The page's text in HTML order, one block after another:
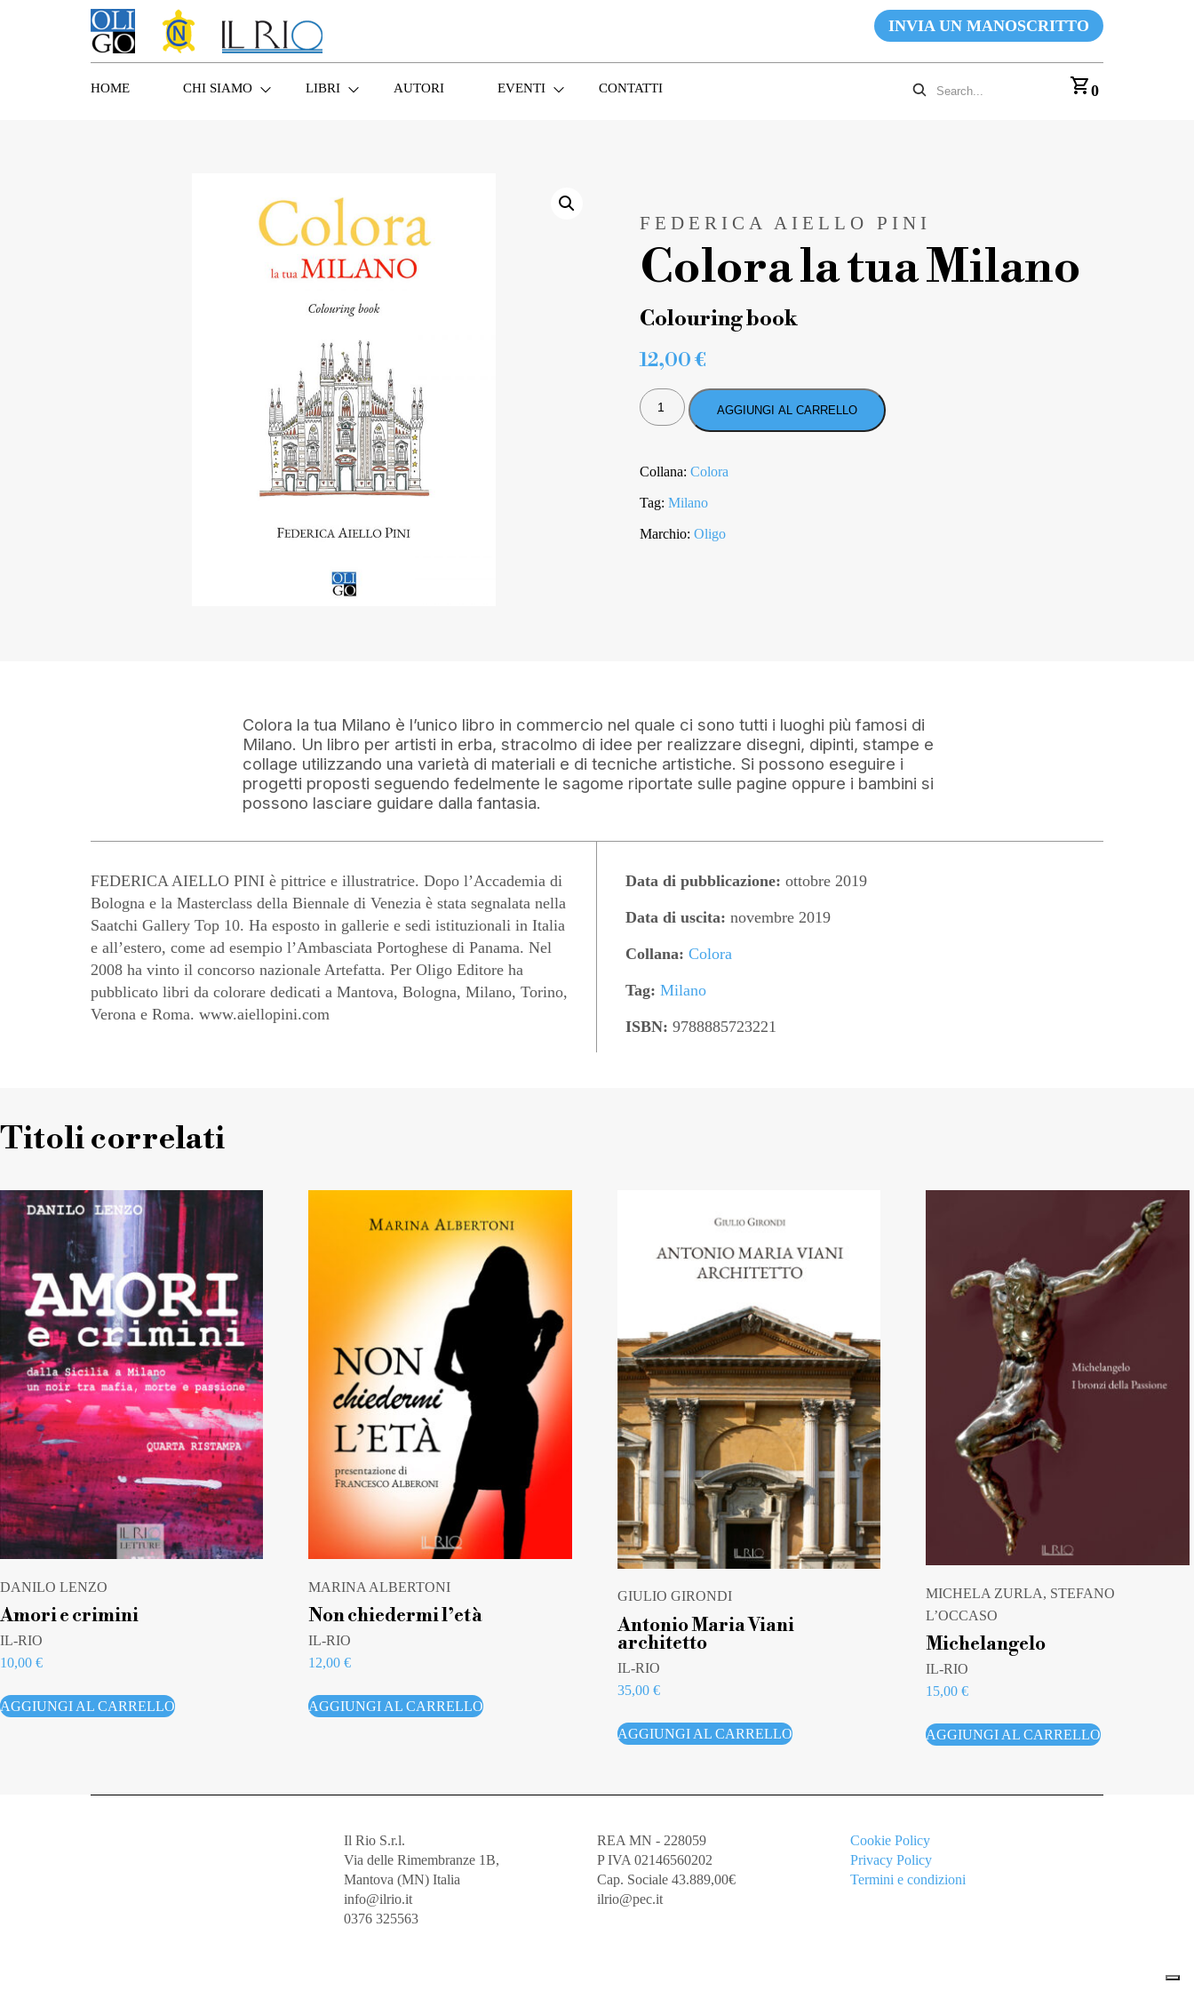
INVIA UN MANOSCRITTO
HOME CHI SIAMO LIBRI AUTORI EVENTI CONTATTI 0
FEDERICA AIELLO PINI
Colora la tua Milano
Colouring book
12,00€
COLORA
LA
TUA
AGGIUNGI AL CARRELLO
Collana: Colora
Tag: Milano
Marchio: Oligo
Colora la tua Milano è l’unico libro in commercio nel quale ci sono tutti i luoghi più famosi di
Milano. Un libro per artisti in erba, stracolmo di idee per realizzare disegni, dipinti, stampe e
collage utilizzando una varietà di materiali e di tecniche artistiche. Si possono eseguire i
progetti proposti seguendo fedelmente le sagome riportate sulle pagine oppure i bambini si
possono lasciare guidare dalla fantasia.
FEDERICA AIELLO PINI è pittrice e illustratrice. Dopo l’Accademia di
Bologna e la Masterclass della Biennale di Venezia è stata segnalata nella
Saatchi Gallery Top 10. Ha esposto in gallerie e sedi istituzionali in Italia
e all’estero, come ad esempio l’Ambasciata Portoghese di Panama. Nel
2008 ha vinto il concorso nazionale Artefatta. Per Oligo Editore ha
pubblicato libri da colorare dedicati a Mantova, Bologna, Milano, Torino,
Verona e Roma. www.aiellopini.com
Data di pubblicazione: ottobre 2019
Data di uscita: novembre 2019
Collana: Colora
Tag: Milano
ISBN: 9788885723221
Titoli correlati
DANILO LENZO
Amori e crimini
IL-RIO
10,00 €
AGGIUNGI AL CARRELLO
MARINA ALBERTONI
Non chiedermi l’età
IL-RIO
12,00€
AGGIUNGI AL CARRELLO
GIULIO GIRONDI
Antonio Maria Viani
architetto
IL-RIO
35,00 €
AGGIUNGI AL CARRELLO
MICHELA ZURLA, STEFANO
L’OCCASO
Michelangelo
IL-RIO
15,00€
AGGIUNGI AL CARRELLO
Il Rio S.r.l.
Via delle Rimembranze 1B,
Mantova (MN) Italia
info@ilrio.it
0376 325563
REA MN - 228059
P IVA 02146560202
Cap. Sociale 43.889,00€
ilrio@pec.it
Cookie Policy
Privacy Policy
Termini e condizioni